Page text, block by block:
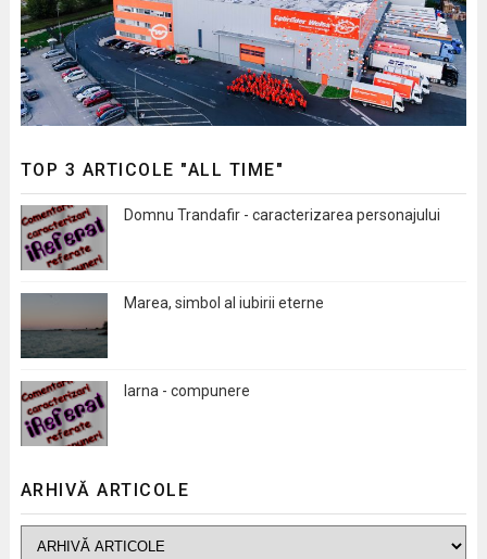
TOP 3 ARTICOLE "ALL TIME"
Domnu Trandafir - caracterizarea personajului
Marea, simbol al iubirii eterne
Iarna - compunere
ARHIVĂ ARTICOLE